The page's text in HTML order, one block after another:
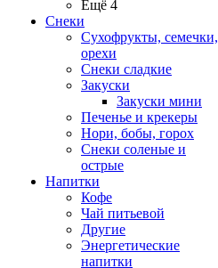
Ещё 4
Снеки
Сухофрукты, семечки,
орехи
Снеки сладкие
Закуски
Закуски мини
Печенье и крекеры
Нори, бобы, горох
Снеки соленые и
острые
Напитки
Кофе
Чай питьевой
Другие
Энергетические
напитки